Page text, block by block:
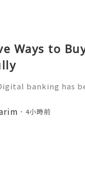
Ways to
banking has
people can
and manage
4小時前